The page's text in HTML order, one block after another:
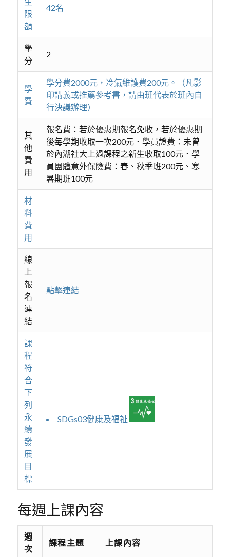
限
額
42名
學
分
2
學
費
學分費2000元，冷氣維護費200元。（凡影
印講義或推薦參考書，請由班代表於班內自
行決議辦理）
其
他
費
用
報名費：若於優惠期報名免收，若於優惠期
後每學期收取一次200元．學員證費：未曾
於內湖社大上過課程之新生收取100元．學
員團體意外保險費：春、秋季班200元、寒
暑期班100元
材
料
費
用
線
上
報
名
連
結
點擊連結
課
程
符
合
下
列
永
續
發
展
目
標
SDGs03健康及福祉
每週上課內容
週
次
課程主題 上課內容